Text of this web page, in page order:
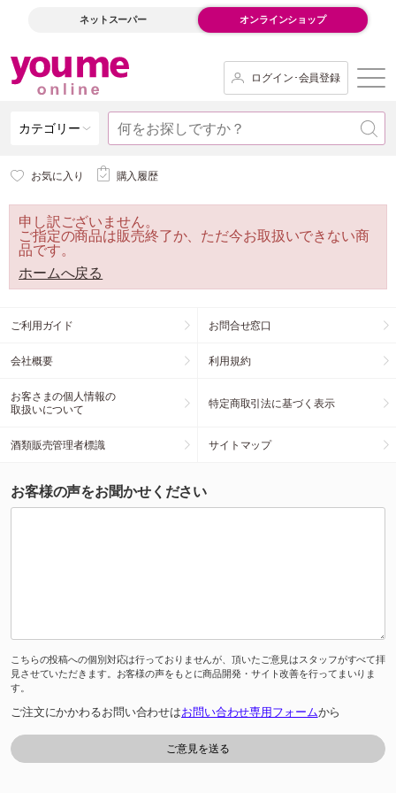
ネットスーパー オンラインショップ
ログイン･会員登録
カテゴリー
お気に入り 購入履歴
申し訳ございません。
ご指定の商品は販売終了か、ただ今お取扱いできない商
品です。
ホームへ戻る
ご利用ガイド お問合せ窓口
会社概要 利用規約
お客さまの個人情報の
取扱いについて
特定商取引法に基づく表示
酒類販売管理者標識 サイトマップ
お客様の声をお聞かせください
こちらの投稿への個別対応は行っておりませんが、頂いたご意見はスタッフがすべて拝
見させていただきます。お客様の声をもとに商品開発・サイト改善を行ってまいりま
す。
ご注文にかかわるお問い合わせはお問い合わせ専用フォームから